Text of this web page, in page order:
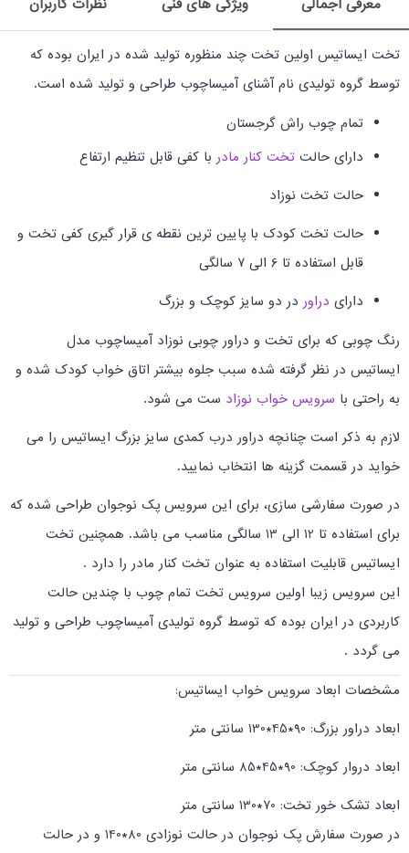
معرفی اجمالی ویژگی های فنی نظرات کاربران
تخت ایساتیس اولین تخت چند منظوره تولید شده در ایران بوده که
توسط گروه تولیدی نام آشنای آمیساچوب طراحی و تولید شده است.
تمام چوب راش گرجستان
دارای حالت تخت کنار مادر با کفی قابل تنظیم ارتفاع
حالت تخت نوزاد
حالت تخت کودک با پایین ترین نقطه ی قرار گیری کفی تخت و
قابل استفاده تا 6 الی 7 سالگی
دارای دراور در دو سایز کوچک و بزرگ
رنگ چوبی که برای تخت و دراور چوبی نوزاد آمیساچوب مدل
ایساتیس در نظر گرفته شده سبب جلوه بیشتر اتاق خواب کودک شده و
به راحتی با سرویس خواب نوزاد ست می شود.
لازم به ذکر است چنانچه دراور درب کمدی سایز بزرگ ایساتیس را می
خواید در قسمت گزینه ها انتخاب نمایید.
در صورت سفارشی سازی، برای این سرویس پک نوجوان طراحی شده که
برای استفاده تا 12 الی 13 سالگی مناسب می باشد. همچنین تخت
ایساتیس قابلیت استفاده به عنوان تخت کنار مادر را دارد .
این سرویس زیبا اولین سرویس تخت تمام چوب با چندین حالت
کاربردی در ایران بوده که توسط گروه تولیدی آمیساچوب طراحی و تولید
می گردد .
مشخصات ابعاد سرویس خواب ایساتیس:
ابعاد دراور بزرگ: 90*45*130 سانتی متر
ابعاد دروار کوچک: 90*45*85 سانتی متر
ابعاد تشک خور تخت: 70*130 سانتی متر
در صورت سفارش پک نوجوان در حالت نوزادی 80*140 و در حالت